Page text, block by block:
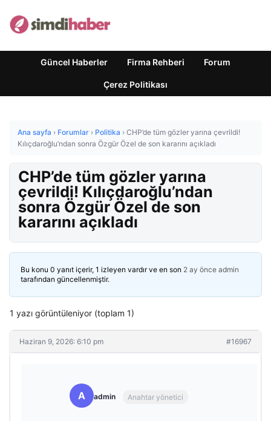
Güncel Haberler Firma Rehberi Forum
Çerez Politikası
Ana sayfa › Forumlar › Politika › CHP’de tüm gözler yarına çevrildi!
Kılıçdaroğlu’ndan sonra Özgür Özel de son kararını açıkladı
CHP’de tüm gözler yarına
çevrildi! Kılıçdaroğlu’ndan
sonra Özgür Özel de son
kararını açıkladı
Bu konu 0 yanıt içerir, 1 izleyen vardır ve en son 2 ay önce admin
tarafından güncellenmiştir.
1 yazı görüntüleniyor (toplam 1)
Haziran 9, 2026: 6:10 pm #16967
A admin Anahtar yönetici